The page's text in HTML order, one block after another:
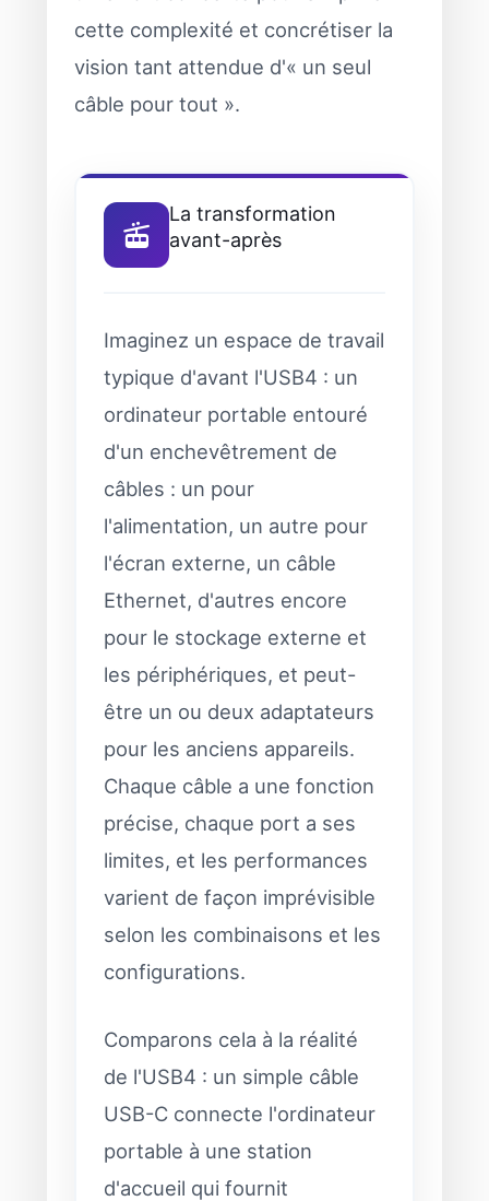
cette complexité et concrétiser la
vision tant attendue d'« un seul
câble pour tout ».
La transformation
avant-après
Imaginez un espace de travail
typique d'avant l'USB4 : un
ordinateur portable entouré
d'un enchevêtrement de
câbles : un pour
l'alimentation, un autre pour
l'écran externe, un câble
Ethernet, d'autres encore
pour le stockage externe et
les périphériques, et peut-
être un ou deux adaptateurs
pour les anciens appareils.
Chaque câble a une fonction
précise, chaque port a ses
limites, et les performances
varient de façon imprévisible
selon les combinaisons et les
configurations.
Comparons cela à la réalité
de l'USB4 : un simple câble
USB-C connecte l'ordinateur
portable à une station
d'accueil qui fournit